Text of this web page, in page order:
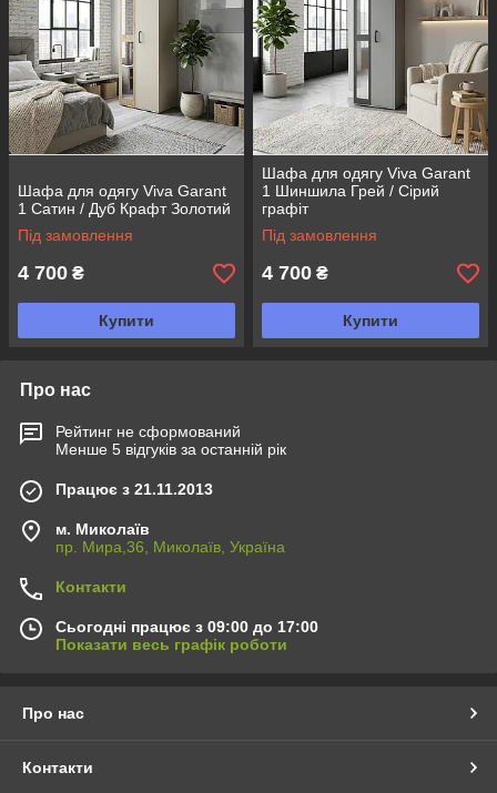
Шафа для одягу Viva Garant
1 Сатин / Дуб Крафт Золотий
Під замовлення
4 700 ₴
Купити
Шафа для одягу Viva Garant
1 Шиншила Грей / Сірий
графіт
Під замовлення
4 700 ₴
Купити
Про нас
Рейтинг не сформований
Менше 5 відгуків за останній рік
Працює з 21.11.2013
м. Миколаїв
пр. Мира,36, Миколаїв, Україна
Контакти
Сьогодні працює з 09:00 до 17:00
Показати весь графік роботи
Про нас
Контакти